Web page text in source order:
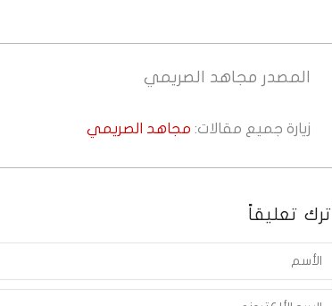
المصدر مجاهد الصريمي
زيارة جميع مقالات: مجاهد الصريمي
أترك تعليقاً